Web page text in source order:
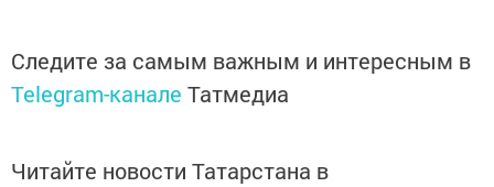
Следите за самым важным и интересным в
Telegram-канале Татмедиа
Читайте новости Татарстана в